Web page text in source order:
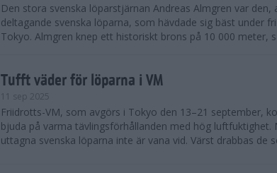
Den stora svenska löparstjärnan Andreas Almgren var den,
deltagande svenska löparna, som hävdade sig bäst under
Tokyo. Almgren knep ett historiskt brons på 10 000 meter,
Tufft väder för löparna i VM
11 sep 2025
Friidrotts-VM, som avgörs i Tokyo den 13–21 september,
bjuda på varma tävlingsförhållanden med hög luftfuktighet.
uttagna svenska löparna inte är vana vid. Värst drabbas de